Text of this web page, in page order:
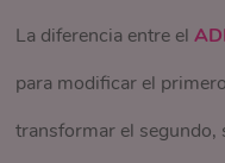
La diferencia entre el
para modificar el
transformar el segundo,
búsqueda del
Es por esto que es
y los medios de
metódicos y
trabajos de confianza y
individuos dentro
antigua, el Sol,
eclipses